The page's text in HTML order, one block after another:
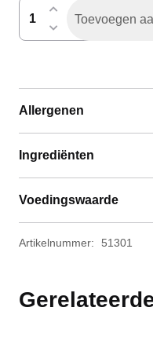
cakevlaai
aantal
Toevoegen
Allergenen
Ingrediënten
Voedingswaarde
Artikelnummer: 51301